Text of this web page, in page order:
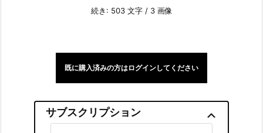
続き: 503 文字 / 3 画像
既に購入済みの方はログインしてください
サブスクリプション